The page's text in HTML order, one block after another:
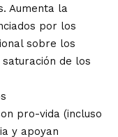
Aumenta la
por los
sobre los
de los
pro-vida (incluso
y apoyan